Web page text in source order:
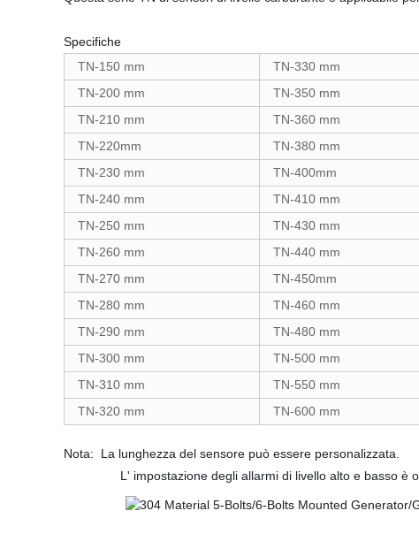
Specifiche
TN-150 mm
TN-330 mm
TN-200 mm
TN-350 mm
TN-210 mm
TN-360 mm
TN-220mm
TN-380 mm
TN-230 mm
TN-400mm
TN-240 mm
TN-410 mm
TN-250 mm
TN-430 mm
TN-260 mm
TN-440 mm
TN-270 mm
TN-450mm
TN-280 mm
TN-460 mm
TN-290 mm
TN-480 mm
TN-300 mm
TN-500 mm
TN-310 mm
TN-550 mm
TN-320 mm
TN-600 mm
Nota: La lunghezza del sensore può essere personalizzata.
L' impostazione degli allarmi di livello alto e basso è